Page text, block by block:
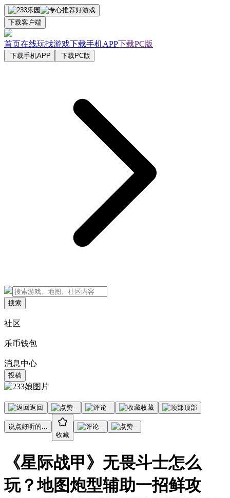
下载客户端
首页在线玩找游戏下载手机APP下载PC版
下载手机APP 下载PC版
搜索
社区
乐币钱包
消息中心
投稿
返回 -- -- 收藏 顶部
说点好听的...
收藏
-- --
《星际战甲》无畏斗士怎么
玩？地图炮型辅助一招鲜攻